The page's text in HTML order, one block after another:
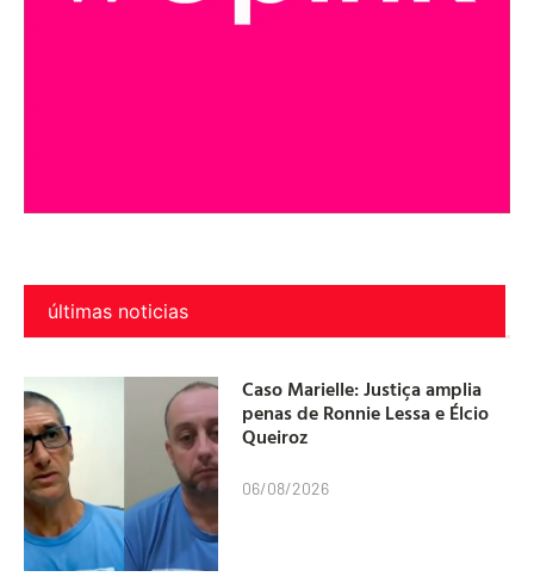
últimas noticias
Caso Marielle: Justiça amplia
penas de Ronnie Lessa e Élcio
Queiroz
06/08/2026